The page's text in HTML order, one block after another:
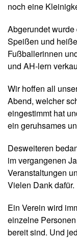
noch eine
Abgerundet
Speißen und
Fußballerinnen
und AH-lern
Wir hoffen all
Abend, welcher
eingestimmt hat
ein geruhsames
Desweiteren
im vergangenen
Veranstaltungen
Vielen Dank dafür.
Ein Verein wird
einzelne
bereit sind. Und